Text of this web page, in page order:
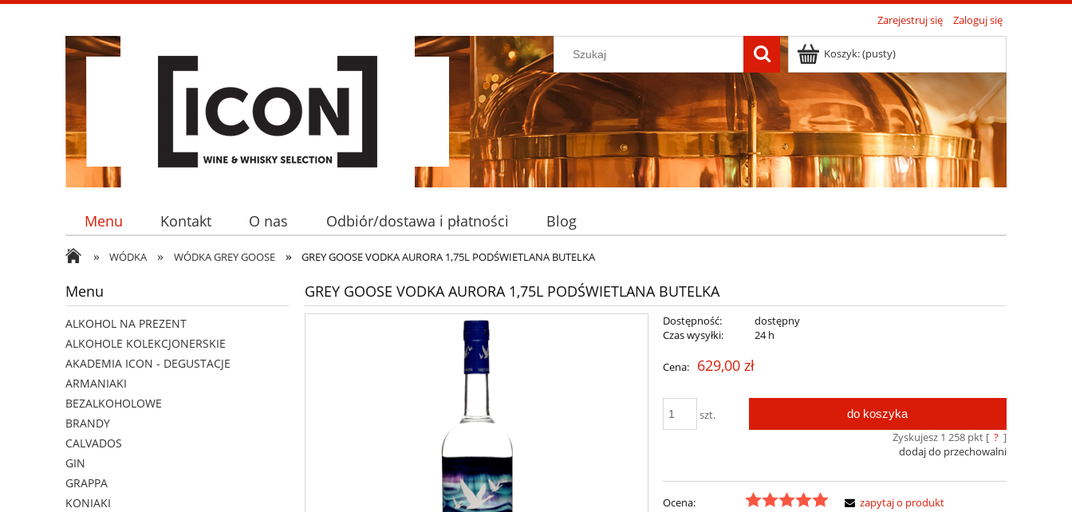
Zarejestruj się Zaloguj się
Koszyk:(pusty)
Menu Kontakt O nas Odbiór/dostawa i płatności Blog
» WÓDKA » WÓDKA GREY GOOSE » GREY GOOSE VODKA AURORA 1,75L PODŚWIETLANA BUTELKA
Menu
ALKOHOL NA PREZENT
ALKOHOLE KOLEKCJONERSKIE
AKADEMIA ICON - DEGUSTACJE
ARMANIAKI
BEZALKOHOLOWE
BRANDY
CALVADOS
GIN
GRAPPA
KONIAKI
GREY GOOSE VODKA AURORA 1,75L PODŚWIETLANA BUTELKA
Dostępność:
dostępny
Czas wysyłki:
24 h
Cena: 629,00 zł
szt. do koszyka
Zyskujesz 1 258pkt [ ? ]
dodaj do przechowalni
Ocena:
zapytaj o produkt